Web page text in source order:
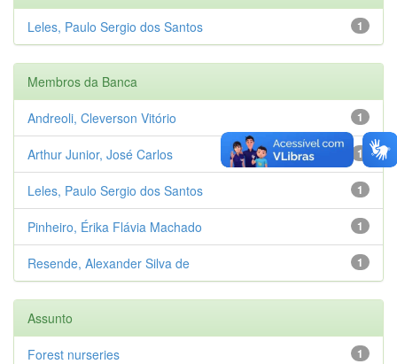
1
Leles, Paulo Sergio dos Santos
Membros da Banca
1
Andreoli, Cleverson Vitório
1
Arthur Junior, José Carlos
1
Leles, Paulo Sergio dos Santos
1
Pinheiro, Érika Flávia Machado
1
Resende, Alexander Silva de
Assunto
1
Forest nurseries